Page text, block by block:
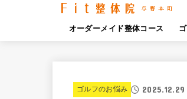
オーダーメイド整体コース
ゴルフのお悩み 2025.12.29